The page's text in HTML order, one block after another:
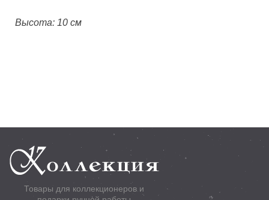
Высота: 10 см
Товары для коллекционеров и